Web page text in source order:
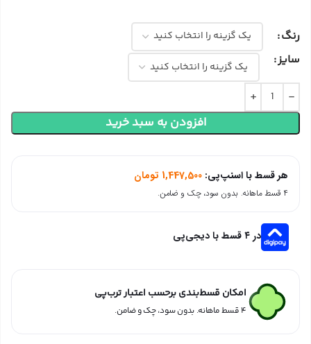
رنگ
سایز
افزودن به سبد خرید
هر قسط با اسنپ‌پی: 1,447,500 تومان
۴ قسط ماهانه. بدون سود، چک و ضامن.
در ۴ قسط با دیجی‌پی
امکان قسط‌بندی برحسب اعتبار ترب‌پی
۴ قسط ماهانه. بدون سود، چک و ضامن.